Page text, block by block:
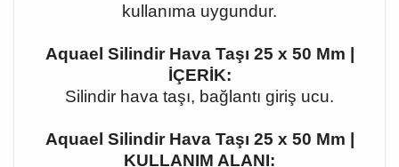
kullanıma uygundur.
Aquael Silindir Hava Taşı 25 x 50 Mm |
İÇERİK:
Silindir hava taşı, bağlantı giriş ucu.
Aquael Silindir Hava Taşı 25 x 50 Mm |
KULLANIM ALANI: